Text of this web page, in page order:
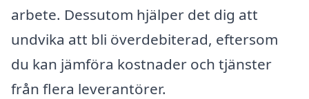
arbete. Dessutom hjälper det dig att
undvika att bli överdebiterad, eftersom
du kan jämföra kostnader och tjänster
från flera leverantörer.